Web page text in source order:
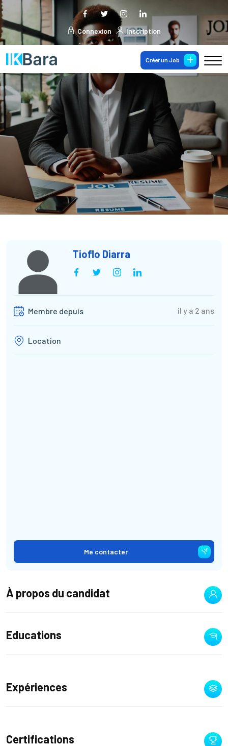
Connexion Inscription
Créer un Job
Tioflo Diarra
Membre depuis il y a 2 ans
Location
Me contacter
À propos du candidat
Educations
Expériences
Certifications